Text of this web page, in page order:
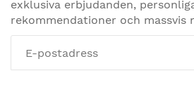
exklusiva erbjudanden,
rekommendationer och massvis